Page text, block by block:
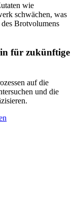
wie
schwächen, was
Brotvolumens
für zukünftige
auf die
und die